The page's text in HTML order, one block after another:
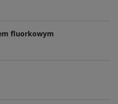
fluorkowym